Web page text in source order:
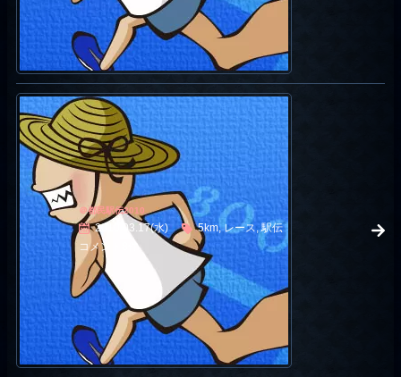
＠都民駅伝2010
2010.03.17(水)
5km, レース, 駅伝
コメント8件